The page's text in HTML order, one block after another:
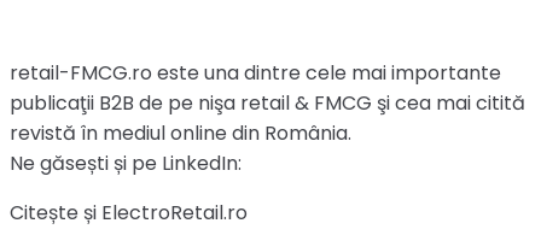
retail-FMCG.ro este una dintre cele mai importante
publicaţii B2B de pe nişa retail & FMCG şi cea mai citită
revistă în mediul online din România.
Ne găsești și pe LinkedIn:
Citește și ElectroRetail.ro